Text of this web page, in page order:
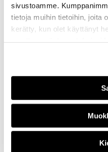
sivustoamme.
tietoja muihin tietoihin, joita
kerätty, kun olet käyttänyt
Radio Tutka·Tiesitsä Tätä: Halloween